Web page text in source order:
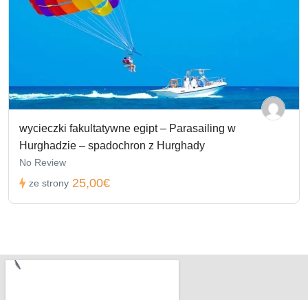
wycieczki fakultatywne egipt – Parasailing w
Hurghadzie – spadochron z Hurghady
No Review
ze strony 25,00€